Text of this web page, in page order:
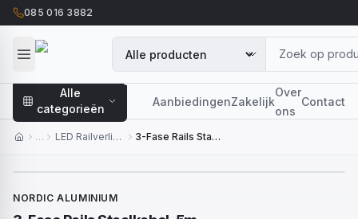
085 016 3882
Alle
categorieën
AanbiedingenZakelijk
Over
ons
Contact
… LED Railverlichting 3-Fase Rails Staalkabel, 5m
NORDIC ALUMINIUM